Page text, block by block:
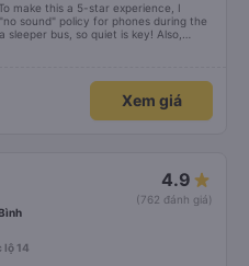
make this a 5-star experience, I
sound" policy for phones during the
bus, so quiet is key! Also,
inside the cabin for convenience. I
âm thanh điện thoại) vào ban đêm
Ngoài ra, nhà xe nên dán sẵn mật
dàng sử dụng. Tôi vẫn sẽ tiếp tục ủng
Xem giá
4.9
(762 đánh giá)
lộ 14